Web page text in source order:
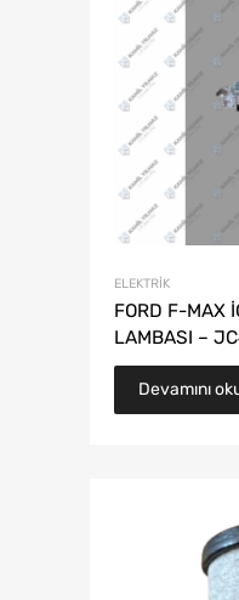
ELEKTRIK
FORD F-MAX
LAMBASI –
Devamını